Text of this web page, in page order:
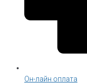
Он-лайн оплата